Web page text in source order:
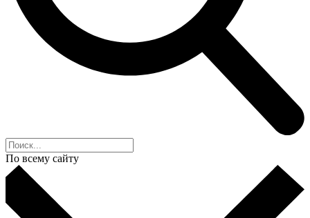
По всему сайту